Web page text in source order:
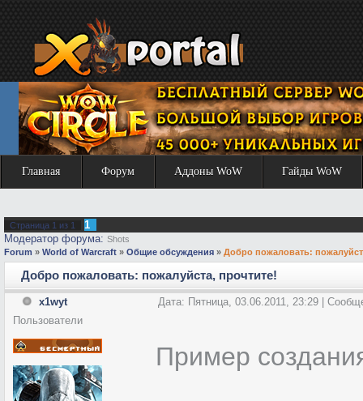
Главная Форум Аддоны WoW Гайды WoW
Страница 1 из 1
1
Модератор форума: Shots
Forum » World of Warcraft » Общие обсуждения » Добро пожаловать:
Добро пожаловать: пожалуйста, прочтите!
x1wyt
Дата: Пятница, 03.06.2011, 23:29 |
Пользователи
Пример